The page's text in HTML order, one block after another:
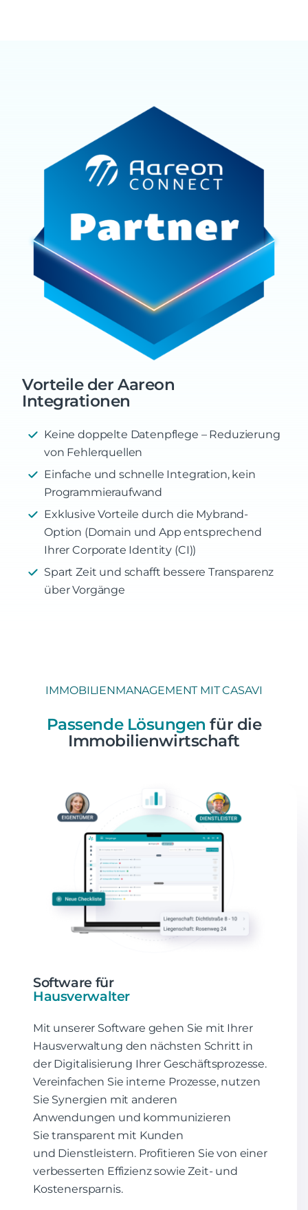
Vorteile der Aareon
Integrationen
Keine doppelte Datenpflege – Reduzierung
von Fehlerquellen
Einfache und schnelle Integration, kein
Programmieraufwand
Exklusive Vorteile durch die Mybrand-
Option (Domain und App entsprechend
Ihrer Corporate Identity (CI))
Spart Zeit und schafft bessere Transparenz
über Vorgänge
IMMOBILIENMANAGEMENT MIT CASAVI
Passende Lösungen für die
Immobilienwirtschaft
Software für
Hausverwalter
Mit unserer Software gehen Sie mit Ihrer
Hausverwaltung den nächsten Schritt in
der Digitalisierung Ihrer Geschäftsprozesse.
Vereinfachen Sie interne Prozesse, nutzen
Sie Synergien mit anderen
Anwendungen und kommunizieren
Sie transparent mit Kunden
und Dienstleistern. Profitieren Sie von einer
verbesserten Effizienz sowie Zeit- und
Kostenersparnis.